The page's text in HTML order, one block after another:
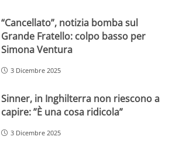
“Cancellato”, notizia bomba sul
Grande Fratello: colpo basso per
Simona Ventura
3 Dicembre 2025
Sinner, in Inghilterra non riescono a
capire: ”È una cosa ridicola”
3 Dicembre 2025